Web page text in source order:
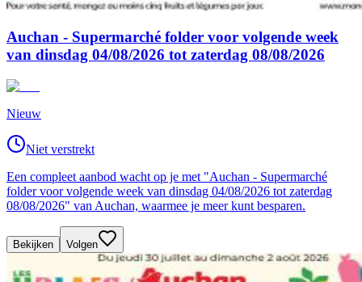
Auchan - Supermarché folder voor volgende week
van dinsdag 04/08/2026 tot zaterdag 08/08/2026
Nieuw
Niet verstrekt
Een compleet aanbod wacht op je met "Auchan - Supermarché
folder voor volgende week van dinsdag 04/08/2026 tot zaterdag
08/08/2026" van Auchan, waarmee je meer kunt besparen.
Bekijken Volgen